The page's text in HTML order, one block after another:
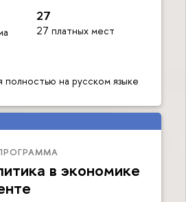
27
27 платных мест
на русском языке
в экономике